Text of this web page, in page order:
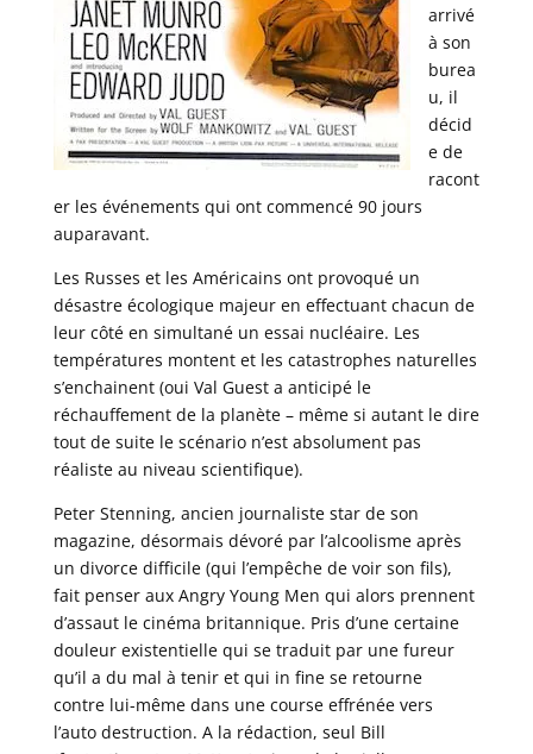
arrivé
à son
burea
u, il
décid
e de
racont
er les événements qui ont commencé 90 jours
auparavant.
Les Russes et les Américains ont provoqué un
désastre écologique majeur en effectuant chacun de
leur côté en simultané un essai nucléaire. Les
températures montent et les catastrophes naturelles
s’enchainent (oui Val Guest a anticipé le
réchauffement de la planète – même si autant le dire
tout de suite le scénario n’est absolument pas
réaliste au niveau scientifique).
Peter Stenning, ancien journaliste star de son
magazine, désormais dévoré par l’alcoolisme après
un divorce difficile (qui l’empêche de voir son fils),
fait penser aux Angry Young Men qui alors prennent
d’assaut le cinéma britannique. Pris d’une certaine
douleur existentielle qui se traduit par une fureur
qu’il a du mal à tenir et qui in fine se retourne
contre lui-même dans une course effrénée vers
l’auto destruction. A la rédaction, seul Bill